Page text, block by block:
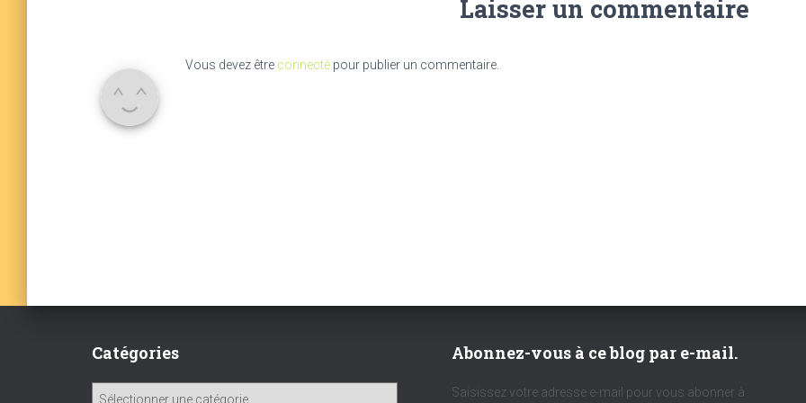
Laisser un commentaire
Vous devez être connecté pour publier un commentaire.
Catégories Abonnez-vous à ce blog par e-mail.
Saisissez votre adresse e-mail pour vous abonner à